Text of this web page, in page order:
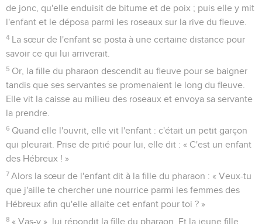
Exode 2
Seuls les Évangiles sont disponibles en vidéo pour le moment.
Naissance et enfance de Moïse
Un homme de la famille de Lévi avait pris pour femme une
Lévite.
Cette femme fut enceinte et mit au monde un fils. Elle vit
qu'il était beau et elle le cacha pendant trois mois.
de jonc, qu'elle enduisit de bitume et de poix ; puis elle y mit
l'enfant et le déposa parmi les roseaux sur la rive du fleuve.